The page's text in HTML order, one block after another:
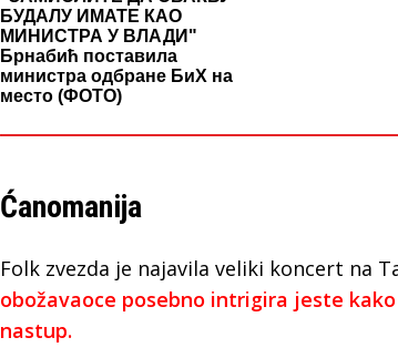
БУДАЛУ ИМАТЕ КАО
МИНИСТРА У ВЛАДИ"
Брнабић поставила
министра одбране БиХ на
место (ФОТО)
Ćanomanija
Folk zvezda je najavila veliki koncert na
obožavaoce posebno intrigira jeste
nastup.